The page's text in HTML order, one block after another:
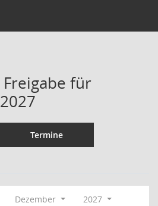
für
Termine
Dezember
2027